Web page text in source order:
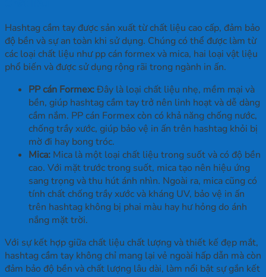
Hashtag cầm tay được sản xuất từ chất liệu cao cấp, đảm bảo
độ bền và sự an toàn khi sử dụng. Chúng có thể được làm từ
các loại chất liệu như pp cán formex và mica, hai loại vật liệu
phổ biến và được sử dụng rộng rãi trong ngành in ấn.
PP cán Formex:Đây là loại chất liệu nhẹ, mềm mại và
bền, giúp hashtag cầm tay trở nên linh hoạt và dễ dàng
cầm nắm. PP cán Formex còn có khả năng chống nước,
chống trầy xước, giúp bảo vệ in ấn trên hashtag khỏi bị
mờ đi hay bong tróc.
Mica: Mica là một loại chất liệu trong suốt và có độ bền
cao. Với mặt trước trong suốt, mica tạo nên hiệu ứng
sang trọng và thu hút ánh nhìn. Ngoài ra, mica cũng có
tính chất chống trầy xước và kháng UV, bảo vệ in ấn
trên hashtag không bị phai màu hay hư hỏng do ánh
nắng mặt trời.
Với sự kết hợp giữa chất liệu chất lượng và thiết kế đẹp mắt,
hashtag cầm tay không chỉ mang lại vẻ ngoài hấp dẫn mà còn
đảm bảo độ bền và chất lượng lâu dài, làm nổi bật sự gắn kết